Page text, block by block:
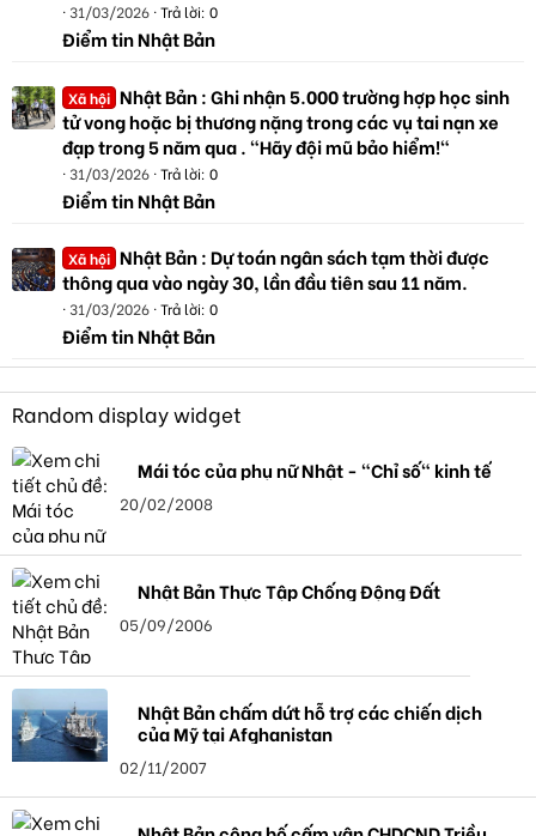
31/03/2026 Trả lời: 0
Điểm tin Nhật Bản
Xã hội Nhật Bản : Ghi nhận 5.000 trường hợp học sinh
tử vong hoặc bị thương nặng trong các vụ tai nạn xe
đạp trong 5 năm qua . "Hãy đội mũ bảo hiểm!"
31/03/2026 Trả lời: 0
Điểm tin Nhật Bản
Xã hội Nhật Bản : Dự toán ngân sách tạm thời được
thông qua vào ngày 30, lần đầu tiên sau 11 năm.
31/03/2026 Trả lời: 0
Điểm tin Nhật Bản
Random display widget
Mái tóc của phụ nữ Nhật - "Chỉ số" kinh tế
20/02/2008
Nhật Bản Thực Tập Chống Động Đất
05/09/2006
Nhật Bản chấm dứt hỗ trợ các chiến dịch
của Mỹ tại Afghanistan
02/11/2007